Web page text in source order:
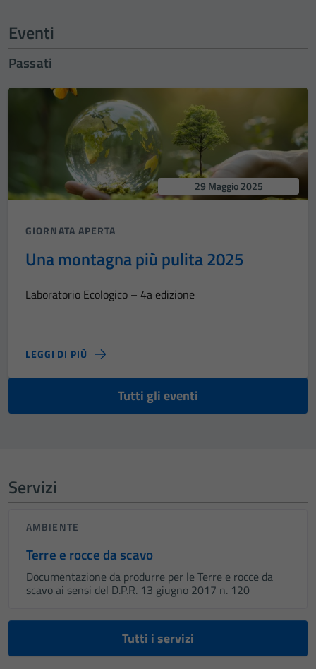
Eventi
Passati
29 Maggio 2025
GIORNATA APERTA
Una montagna più pulita 2025
Laboratorio Ecologico – 4a edizione
LEGGI DI PIÙ
Tutti gli eventi
Servizi
AMBIENTE
Terre e rocce da scavo
Documentazione da produrre per le Terre e rocce da
scavo ai sensi del D.P.R. 13 giugno 2017 n. 120
Tutti i servizi